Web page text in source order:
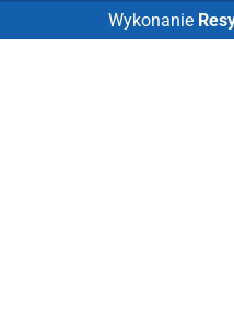
Wykonanie